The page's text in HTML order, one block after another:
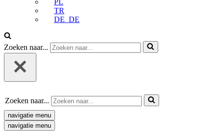
PL
TR
DE_DE
Zoeken naar...
Zoeken naar...
navigatie menu
navigatie menu